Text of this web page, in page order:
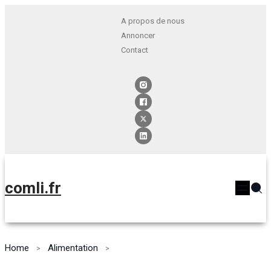
A propos de nous
Annoncer
Contact
comli.fr
Home
Alimentation